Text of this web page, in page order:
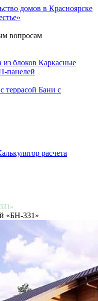
вопросам
из блоков Каркасные
панелей
террасой Бани с
расчета